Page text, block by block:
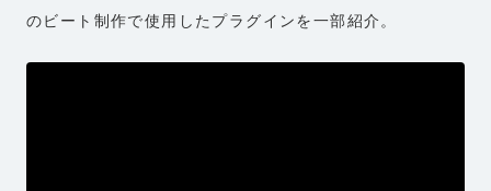
のビート制作で使用したプラグインを一部紹介。